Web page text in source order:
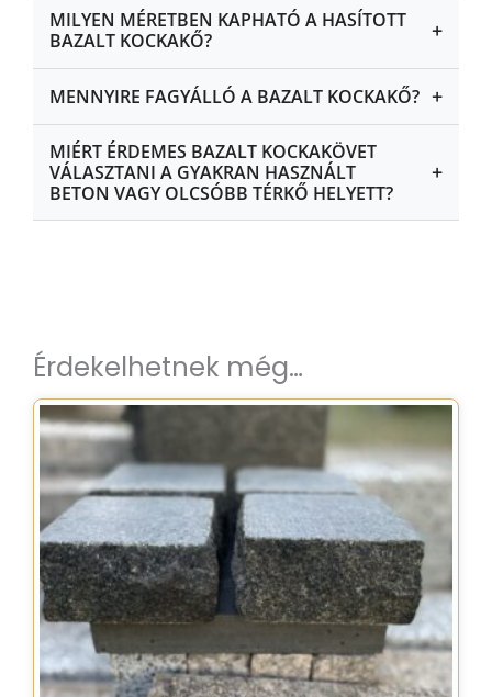
MILYEN MÉRETBEN KAPHATÓ A HASÍTOTT
BAZALT KOCKAKŐ?
+
MENNYIRE FAGYÁLLÓ A BAZALT KOCKAKŐ? +
MIÉRT ÉRDEMES BAZALT KOCKAKÖVET
VÁLASZTANI A GYAKRAN HASZNÁLT
BETON VAGY OLCSÓBB TÉRKŐ HELYETT?
+
Érdekelhetnek még…